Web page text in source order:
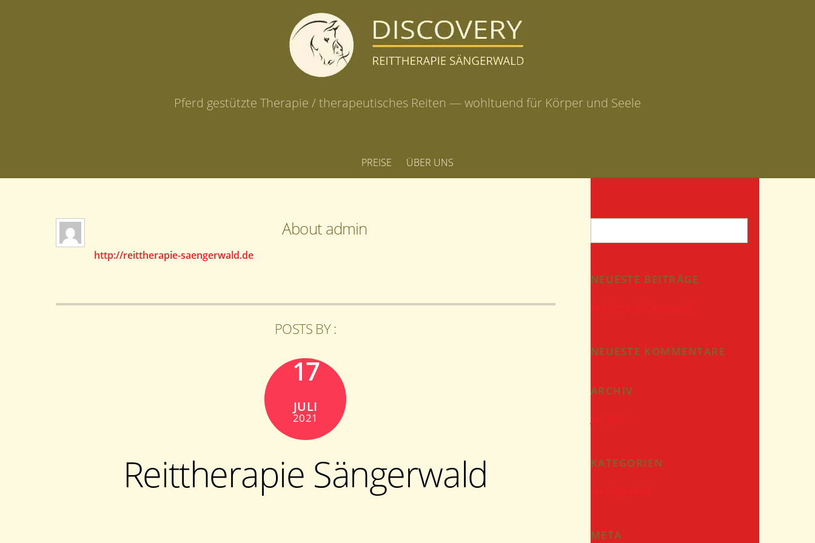
Pferd gestützte Therapie / therapeutisches Reiten — wohltuend für Körper und Seele
PREISE ÜBER UNS
About admin
http://reittherapie-saengerwald.de
POSTS BY :
17
JULI
2021
Reittherapie Sängerwald
NEUESTE BEITRÄGE
NEUESTE KOMMENTARE
ARCHIV
KATEGORIEN
META